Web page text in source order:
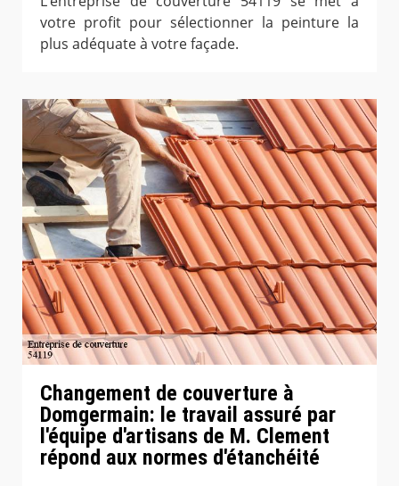
votre profit pour sélectionner la peinture la
plus adéquate à votre façade.
Changement de couverture à
Domgermain: le travail assuré par
l'équipe d'artisans de M. Clement
répond aux normes d'étanchéité